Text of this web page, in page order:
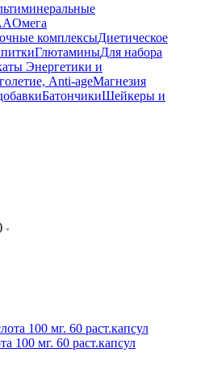
Омега
комплексыДиетическое
ГлютаминыДля набора
Энергетики и
Anti-ageМагнезия
БатончикиШейкеры и
100 мг. 60 раст.капсул